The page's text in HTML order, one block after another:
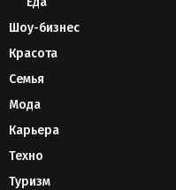
Шоу-бизнес
Красота
Семья
Мода
Карьера
Техно
Туризм